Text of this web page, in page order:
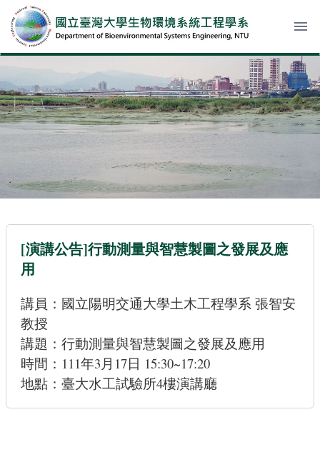
menu
[演講公告]行動測量與智慧製圖之發展及應
用
講員：國立陽明交通大學土木工程學系 張智安
教授
講題：行動測量與智慧製圖之發展及應用
時間：111年3月17日 15:30~17:20
地點：臺大水工試驗所4樓演講廳